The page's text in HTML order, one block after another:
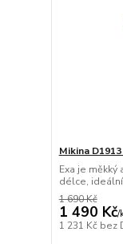
Mikina D1913
Exa je
délce, ideální
1 690 Kč
1 490 Kč/
1 231 Kč bez